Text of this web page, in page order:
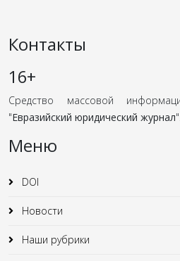
Контакты
16+
Средство массовой
"Евразийский юридический журнал
Меню
DOI
Новости
Наши рубрики